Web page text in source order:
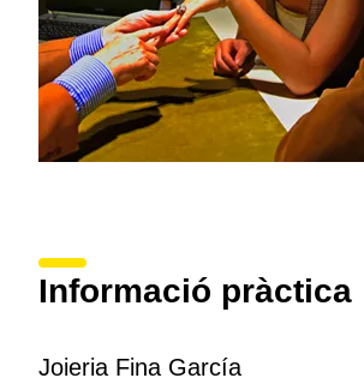
Informació pràctica
Joieria Fina García